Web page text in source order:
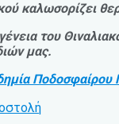
καλωσορίζει
του
μας.